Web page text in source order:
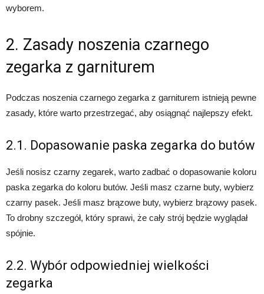
wyborem.
2. Zasady noszenia czarnego
zegarka z garniturem
Podczas noszenia czarnego zegarka z garniturem istnieją pewne
zasady, które warto przestrzegać, aby osiągnąć najlepszy efekt.
2.1. Dopasowanie paska zegarka do butów
Jeśli nosisz czarny zegarek, warto zadbać o dopasowanie koloru
paska zegarka do koloru butów. Jeśli masz czarne buty, wybierz
czarny pasek. Jeśli masz brązowe buty, wybierz brązowy pasek.
To drobny szczegół, który sprawi, że cały strój będzie wyglądał
spójnie.
2.2. Wybór odpowiedniej wielkości
zegarka